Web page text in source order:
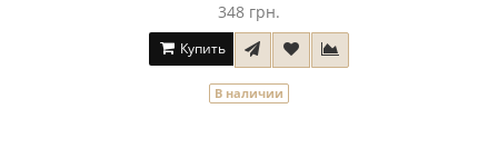
348 грн.
Купить
В наличии